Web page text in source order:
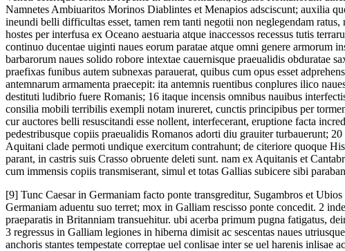
Namnetes Ambiuaritos Morinos Diablintes et Menapios adsciscunt; auxilia
ineundi belli difficultas esset, tamen rem tanti negotii non neglegendam
hostes per interfusa ex Oceano aestuaria atque inaccessos recessus tutis
continuo ducentae uiginti naues eorum paratae atque omni genere armorum
barbarorum naues solido robore intextae cauernisque praeualidis obduratae
praefixas funibus autem subnexas parauerat, quibus cum opus esset
antemnarum armamenta praecepit: ita antemnis ruentibus conplures ilico
destituti ludibrio fuere Romanis; 16 itaque incensis omnibus nauibus
consilia mobili terribilis exempli notam inureret, cunctis principibus per
cur auctores belli resuscitandi esse nollent, interfecerant, eruptione facta
pedestribusque copiis praeualidis Romanos adorti diu grauiter turbauerunt; 20
Aquitani clade permoti undique exercitum contrahunt; de citeriore quoque
parant, in castris suis Crasso obruente deleti sunt. nam ex Aquitanis et
cum immensis copiis transmiserant, simul et totas Gallias subicere sibi
[9] Tunc Caesar in Germaniam facto ponte transgreditur, Sugambros et
Germaniam aduentu suo terret; mox in Galliam rescisso ponte concedit. 2
praeparatis in Britanniam transuehitur. ubi acerba primum pugna fatigatus,
3 regressus in Galliam legiones in hiberna dimisit ac sescentas naues
anchoris stantes tempestate correptae uel conlisae inter se uel harenis